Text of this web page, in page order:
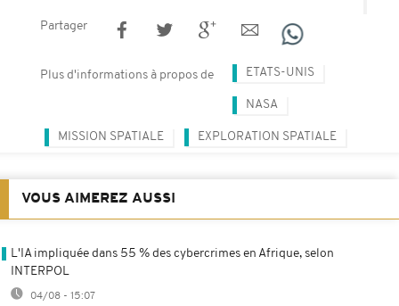
Partager
Plus d'informations à propos de ETATS-UNIS
NASA
MISSION SPATIALE EXPLORATION SPATIALE
VOUS AIMEREZ AUSSI
L'IA impliquée dans 55 % des cybercrimes en Afrique, selon
INTERPOL
04/08 - 15:07